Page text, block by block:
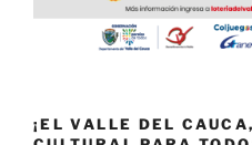
¡EL VALLE DEL